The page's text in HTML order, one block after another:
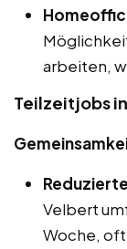
arbeiten,
Teilzeitjobs
Velbert
Woche, oft